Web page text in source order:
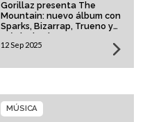
Gorillaz presenta The
Mountain: nuevo álbum con
Sparks, Bizarrap, Trueno y
más invitados
12 Sep 2025
MÚSICA